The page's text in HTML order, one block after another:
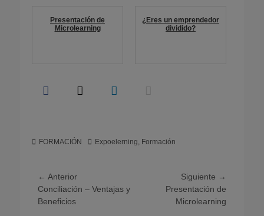
Presentación de
Microlearning
¿Eres un emprendedor
dividido?
Categorias
FORMACIÓN Etiquetas
Expoelerning, Formación
Navegación
de
entradas
← Anterior
Entrada
anterior:
Conciliación – Ventajas y
Beneficios
Siguiente →
Presentación de
Microlearning